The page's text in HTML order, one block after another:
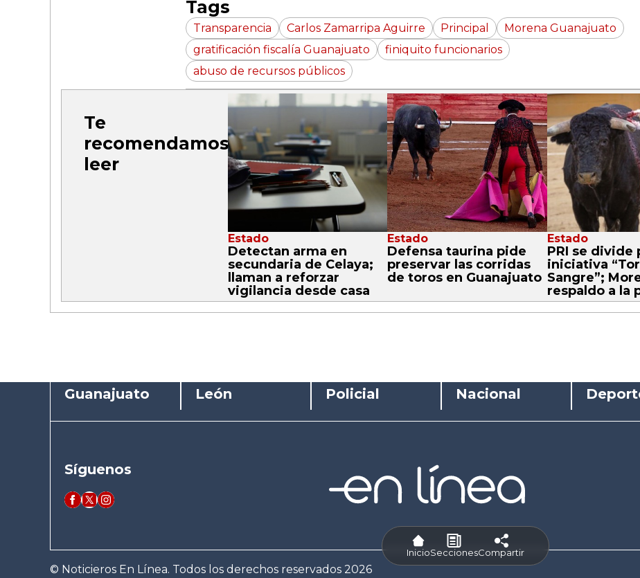
Tags
Transparencia Carlos Zamarripa Aguirre Principal
Morena Guanajuato
gratificación fiscalía Guanajuato
finiquito funcionarios
abuso de recursos públicos
Te
recomendamos
leer
Estado
Detectan arma en
secundaria de Celaya;
llaman a reforzar
vigilancia desde casa
Estado
Defensa taurina pide
preservar las corridas
de toros en Guanajuato
Estado
PRI se divide
iniciativa
Sangre”;
respaldo a la
Guanajuato León Policial Nacional
Síguenos
© Noticieros En Línea. Todos los derechos reservados 2026
InicioSeccionesCompartir